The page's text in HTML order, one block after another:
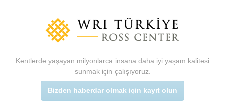
Kentlerde yaşayan milyonlarca insana daha iyi yaşam kalitesi
sunmak için çalışıyoruz.
Bizden haberdar olmak için kayıt olun